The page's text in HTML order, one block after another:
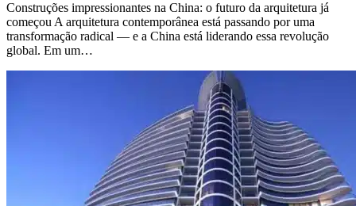
Construções impressionantes na China: o futuro da arquitetura já
começou A arquitetura contemporânea está passando por uma
transformação radical — e a China está liderando essa revolução
global. Em um…